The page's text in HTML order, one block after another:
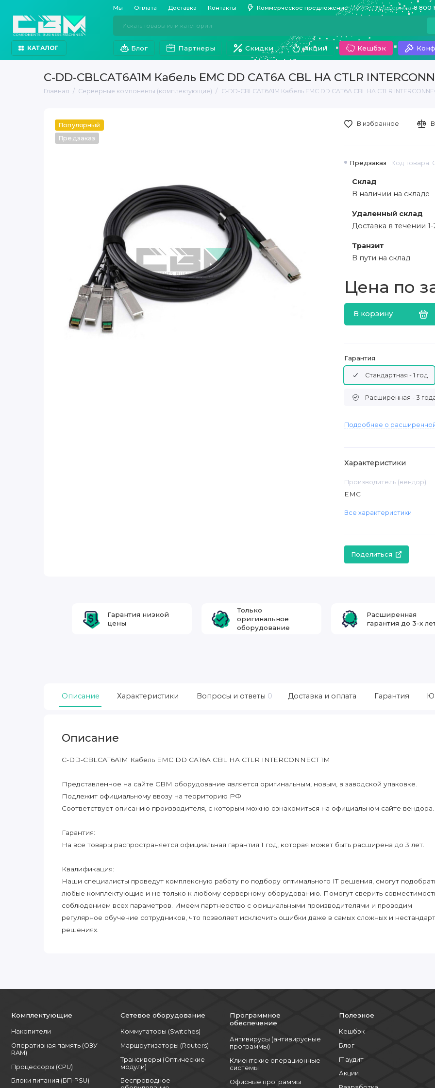
Мы Оплата Доставка Контакты Коммерческое предложение Поддержка 8 800
КАТАЛОГ Блог Партнеры Скидки Акции Кешбэк
C-DD-CBLCAT6A1M Кабель EMC DD CAT6A CBL HA CTLR
Главная Серверные компоненты (комплектующие) C-DD-CBLCAT6A1M Кабель EMC DD CAT6A CBL HA CTLR
Популярный
Предзаказ
Предзаказ Код товара:
Склад
В наличии на складе
Удаленный склад
Доставка в течении
Транзит
В пути на склад
Цена по
В корзину
В избранное
Гарантия
Стандартная - 1 год
Расширенная - 3
Подробнее о
Характеристики
Производитель (вендор)
EMC
Все характеристики
Поделиться
Гарантия низкой
цены
Только
оригинальное
оборудование
Расширенная
гарантия до 3-х
Описание Характеристики Вопросы и ответы 0 Доставка и оплата Гарантия
Описание
C-DD-CBLCAT6A1M Кабель EMC DD CAT6A CBL HA CTLR INTERCONNECT 1M
Представленное на сайте CBM оборудование является оригинальным, новым, в заводской упаковке.
Подлежит официальному ввозу на территорию РФ.
Соответствует описанию производителя, с которым можно ознакомиться на официальном сайте вендора.
Гарантия:
На все товары распространяется официальная гарантия 1 год, которая может быть расширена до 3 лет.
Квалификация:
Наши специалисты проведут комплексную работу по подбору оптимального IT решения, смогут
любые комплектующие и не только к любому серверному оборудованию. Помогут сверить
соблюдением всех параметров. Имеем партнерство с официальными производителями и проводим
регулярное обучение сотрудников, что позволяет исключить ошибки даже в самых сложных и
решениях.
Комплектующие
Накопители
Оперативная память (ОЗУ-
RAM)
Процессоры (CPU)
Блоки питания (БП-PSU)
Сетевое оборудование
Коммутаторы (Switches)
Маршрутизаторы (Routers)
Трансиверы (Оптические
модули)
Беспроводное
Программное
обеспечение
Антивирусы (антивирусные
программы)
Клиентские операционные
системы
Офисные программы
Полезное
Кешбэк
Блог
IT аудит
Акции